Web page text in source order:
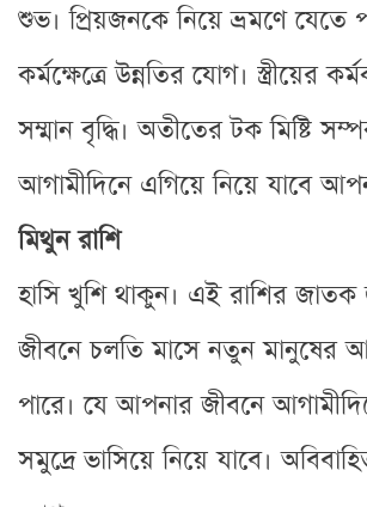
শুভ। প্রিয়জনকে নিয়ে ভ্রমণে যেতে
কর্মক্ষেত্রে উন্নতির যোগ। স্ত্রীয়ের
সম্মান বৃদ্ধি। অতীতের টক মিষ্টি
আগামীদিনে এগিয়ে নিয়ে যাবে
মিথুন রাশি
হাসি খুশি থাকুন। এই রাশির জাতক
জীবনে চলতি মাসে নতুন মানুষের
পারে। যে আপনার জীবনে
সমুদ্রে ভাসিয়ে নিয়ে যাবে।